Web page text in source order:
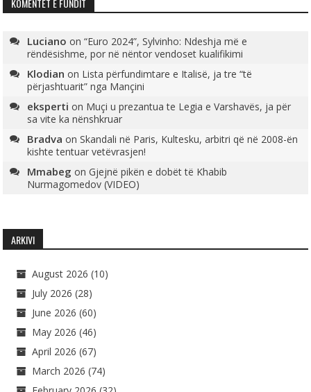
Luciano on“Euro 2024”, Sylvinho: Ndeshja më e
rëndësishme, por në nëntor vendoset kualifikimi
Klodian on Lista përfundimtare e Italisë, ja tre “të
përjashtuarit” nga Mançini
eksperti on Muçi u prezantua te Legia e Varshavës, ja për
sa vite ka nënshkruar
Bradva onSkandali në Paris, Kultesku, arbitri që në 2008-ën
kishte tentuar vetëvrasjen!
Mmabeg onGjejnë pikën e dobët të Khabib
Nurmagomedov (VIDEO)
ARKIVI
August 2026 (10)
July 2026 (28)
June 2026 (60)
May 2026 (46)
April 2026 (67)
March 2026 (74)